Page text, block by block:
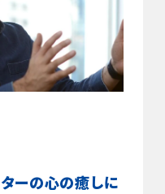
ーの心の癒しに